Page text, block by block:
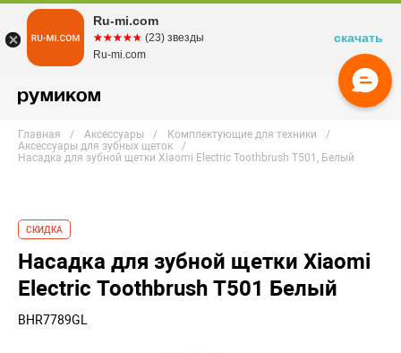
Главная Аксессуары
Комплектующие для техники
Аксессуары для зубных щеток
Насадка для зубной щетки Xiaomi Electric Toothbrush T501, Белый
СКИДКА
Насадка для зубной щетки Xiaomi
Electric Toothbrush T501 Белый
BHR7789GL
Ru-mi.com
☆☆☆☆☆
★★★★★ (23) звезды
Ru-mi.com
скачать